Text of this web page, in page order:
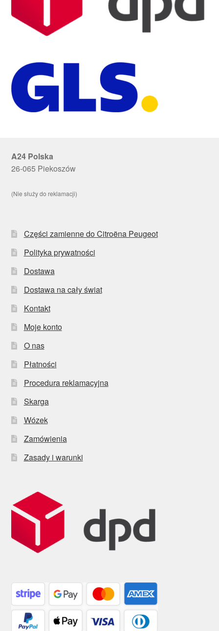
A24 Polska
26-065 Piekoszów
(Nie służy do reklamacji)
Części zamienne do Citroëna Peugeot
Polityka prywatności
Dostawa
Dostawa na cały świat
Kontakt
Moje konto
O nas
Płatności
Procedura reklamacyjna
Skarga
Wózek
Zamówienia
Zasady i warunki